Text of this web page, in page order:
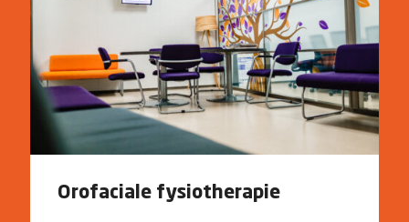
Orofaciale fysiotherapie